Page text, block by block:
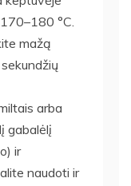
°C.
mažą
arba
gabalėlį
ir
naudoti ir